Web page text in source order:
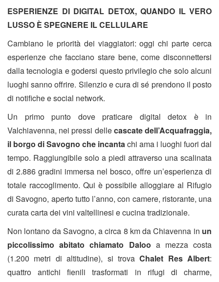
ESPERIENZE DI DIGITAL DETOX, QUANDO IL VERO
LUSSO È SPEGNERE IL CELLULARE
Cambiano le priorità dei viaggiatori: oggi chi parte cerca
esperienze che facciano stare bene, come disconnettersi
dalla tecnologia e godersi questo privilegio che solo alcuni
luoghi sanno offrire. Silenzio e cura di sé prendono il posto
di notifiche e social network.
Un primo punto dove praticare digital detox è in
Valchiavenna, nei pressi dellecascate dell’Acquafraggia,
il borgo di Savogno che incantachi ama i luoghi fuori dal
tempo. Raggiungibile solo a piedi attraverso una scalinata
di 2.886 gradini immersa nel bosco, offre un’esperienza di
totale raccoglimento. Qui è possibile alloggiare al Rifugio
di Savogno, aperto tutto l’anno, con camere, ristorante, una
curata carta dei vini valtellinesi e cucina tradizionale.
Non lontano da Savogno, a circa 8 km da Chiavenna in un
piccolissimo abitato chiamato Daloo a mezza costa
(1.200 metri di altitudine), si trovaChalet Res Albert:
quattro antichi fienili trasformati in rifugi di charme,